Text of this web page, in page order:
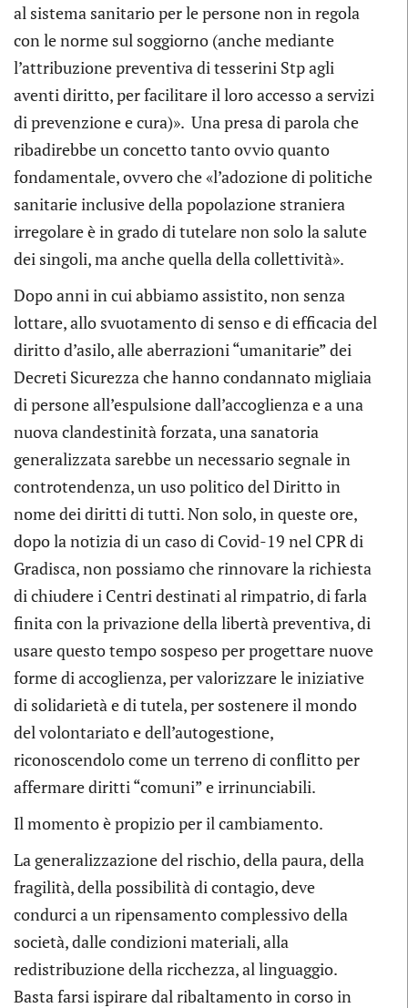
al sistema sanitario per le persone non in regola
con le norme sul soggiorno (anche mediante
l’attribuzione preventiva di tesserini Stp agli
aventi diritto, per facilitare il loro accesso a servizi
di prevenzione e cura)». Una presa di parola che
ribadirebbe un concetto tanto ovvio quanto
fondamentale, ovvero che «l’adozione di politiche
sanitarie inclusive della popolazione straniera
irregolare è in grado di tutelare non solo la salute
dei singoli, ma anche quella della collettività».
Dopo anni in cui abbiamo assistito, non senza
lottare, allo svuotamento di senso e di efficacia del
diritto d’asilo, alle aberrazioni “umanitarie” dei
Decreti Sicurezza che hanno condannato migliaia
di persone all’espulsione dall’accoglienza e a una
nuova clandestinità forzata, una sanatoria
generalizzata sarebbe un necessario segnale in
controtendenza, un uso politico del Diritto in
nome dei diritti di tutti. Non solo, in queste ore,
dopo la notizia di un caso di Covid-19 nel CPR di
Gradisca, non possiamo che rinnovare la richiesta
di chiudere i Centri destinati al rimpatrio, di farla
finita con la privazione della libertà preventiva, di
usare questo tempo sospeso per progettare nuove
forme di accoglienza, per valorizzare le iniziative
di solidarietà e di tutela, per sostenere il mondo
del volontariato e dell’autogestione,
riconoscendolo come un terreno di conflitto per
affermare diritti “comuni” e irrinunciabili.
Il momento è propizio per il cambiamento.
La generalizzazione del rischio, della paura, della
fragilità, della possibilità di contagio, deve
condurci a un ripensamento complessivo della
società, dalle condizioni materiali, alla
redistribuzione della ricchezza, al linguaggio.
Basta farsi ispirare dal ribaltamento in corso in